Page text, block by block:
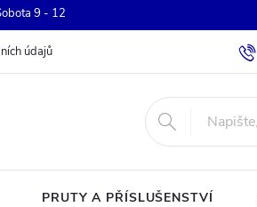
9 - 12
údajů
PRUTY A PŘÍSLUŠENSTVÍ